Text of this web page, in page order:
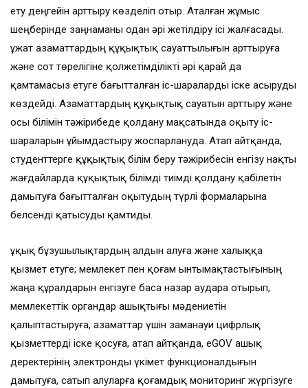
ету деңгейін арттыру көзделіп отыр. Аталған жұмыс
шеңберінде заңнаманы одан әрі жетілдіру ісі жалғасады.
Құжат азаматтардың құқықтық сауаттылығын арттыруға
және сот төрелігіне қолжетімділікті әрі қарай да
қамтамасыз етуге бағытталған іс-шараларды іске асыруды
көздейді. Азаматтардың құқықтық сауатын арттыру және
осы білімін тәжірибеде қолдану мақсатында оқыту іс-
шараларын ұйымдастыру жоспарлануда. Атап айтқанда,
студенттерге құқықтық білім беру тәжірибесін енгізу нақты
жағдайларда құқықтық білімді тиімді қолдану қабілетін
дамытуға бағытталған оқытудың түрлі формаларына
белсенді қатысуды қамтиды.
Құқық бұзушылықтардың алдын алуға және халыққа
қызмет етуге; мемлекет пен қоғам ынтымақтастығының
жаңа құралдарын енгізуге баса назар аудара отырып,
мемлекеттік органдар ашықтығы мәдениетін
қалыптастыруға, азаматтар үшін заманауи цифрлық
қызметтерді іске қосуға, атап айтқанда, еGOV ашық
деректерінің электронды үкімет функционалдығын
дамытуға, сатып алуларға қоғамдық мониторинг жүргізуге